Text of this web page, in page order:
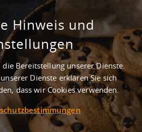
mieten in Emsdetten
Hallen/Produktion zur Miete
Hinweis und
Bereitstellung unserer Dienste.
Dienste erklären Sie sich
dass wir Cookies verwenden.